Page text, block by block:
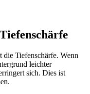
Tiefenschärfe. Wenn
leichter
sich. Dies ist